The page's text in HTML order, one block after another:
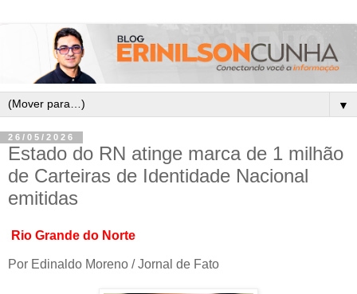
▼
26/05/2026
Estado do RN atinge marca de 1 milhão
de Carteiras de Identidade Nacional
emitidas
Rio Grande do Norte
Por Edinaldo Moreno / Jornal de Fato